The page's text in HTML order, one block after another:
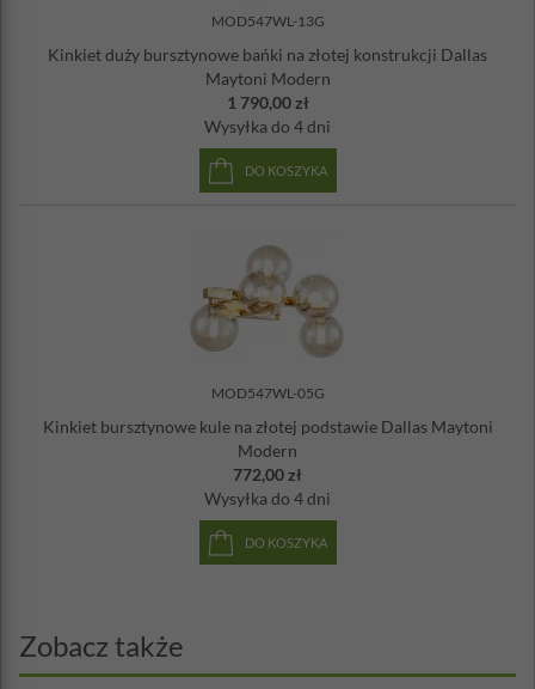
MOD547WL-13G
Kinkiet duży bursztynowe bańki na złotej konstrukcji Dallas
Maytoni Modern
1 790,00 zł
Wysyłka do 4 dni
DO KOSZYKA
MOD547WL-05G
Kinkiet bursztynowe kule na złotej podstawie Dallas Maytoni
Modern
772,00 zł
Wysyłka do 4 dni
DO KOSZYKA
Zobacz także